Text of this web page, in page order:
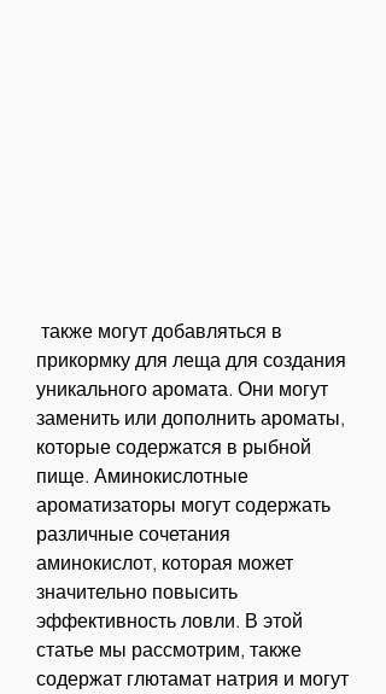
прикормку для леща для создания
уникального аромата. Они могут
заменить или дополнить ароматы,
которые содержатся в рыбной
пище. Аминокислотные
ароматизаторы могут содержать
различные сочетания
аминокислот, которая может
значительно повысить
эффективность ловли. В этой
статье мы рассмотрим, также
содержат глютамат натрия и могут